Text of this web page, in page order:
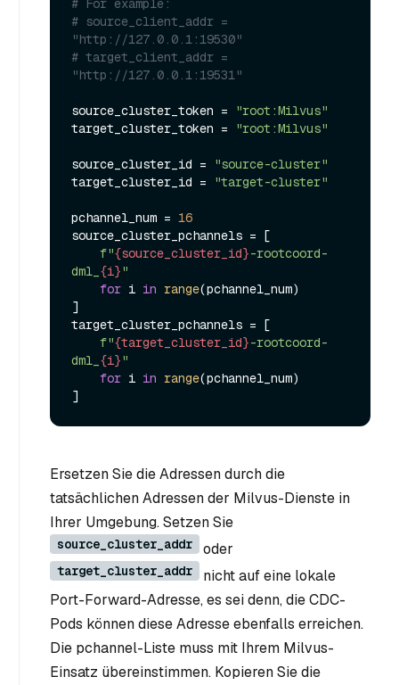
# For example:
# source_client_addr =
"http://127.0.0.1:19530"
# target_client_addr =
"http://127.0.0.1:19531"
source_cluster_token =
"root:Milvus"
target_cluster_token =
"root:Milvus"
source_cluster_id =
"source-cluster"
target_cluster_id =
"target-cluster"
pchannel_num = 16
source_cluster_pchannels = [
f"{source_cluster_id}-rootcoord-
dml_ {i}"
for i in range(pchannel_num)
]
target_cluster_pchannels = [
f"{target_cluster_id}-rootcoord-
dml_ {i}"
for i in range(pchannel_num)
Ersetzen Sie die Adressen durch die
tatsächlichen Adressen der Milvus-Dienste in
Ihrer Umgebung. Setzen Sie
source_cluster_addr oder
target_cluster_addr
nicht auf eine lokale
Port-Forward-Adresse, es sei denn, die CDC-
Pods können diese Adresse ebenfalls erreichen.
Die pchannel-Liste muss mit Ihrem Milvus-
Einsatz übereinstimmen. Kopieren Sie die